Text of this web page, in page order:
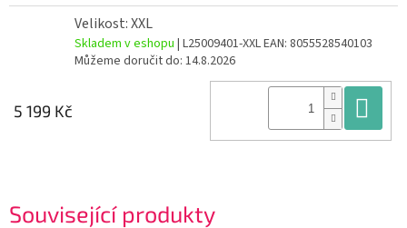
Související produkty
Velikost: XXL
Skladem v eshopu | L25009401-XXLEAN: 8055528540103
Můžeme doručit do: 14.8.2026
5 199 Kč